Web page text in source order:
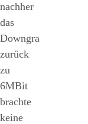
nachher
das
Downgrade
zurück
zu
6MBit
brachte
keine